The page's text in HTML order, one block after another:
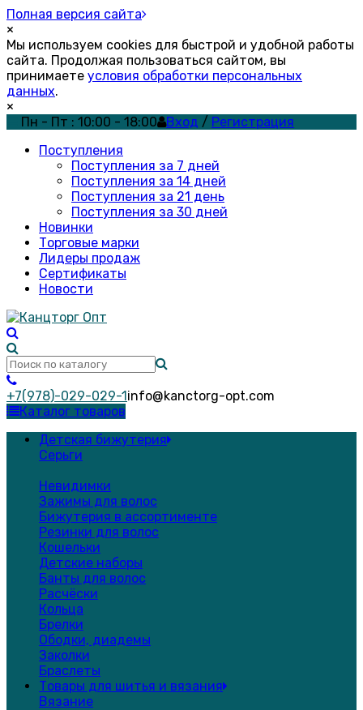
Полная версия сайта
×
Мы используем cookies для быстрой и удобной работы
сайта. Продолжая пользоваться сайтом, вы
принимаете условия обработки персональных
данных.
×
Пн - Пт : 10:00 - 18:00
Вход / Регистрация
Поступления
Поступления за 7 дней
Поступления за 14 дней
Поступления за 21 день
Поступления за 30 дней
Новинки
Торговые марки
Лидеры продаж
Сертификаты
Новости
+7(978)-029-029-1info@kanctorg-opt.com
Каталог товаров
Детская бижутерия
Серьги
Невидимки
Зажимы для волос
Бижутерия в ассортименте
Резинки для волос
Кошельки
Детские наборы
Банты для волос
Расчёски
Кольца
Брелки
Ободки, диадемы
Заколки
Браслеты
Товары для шитья и вязания
Вязание